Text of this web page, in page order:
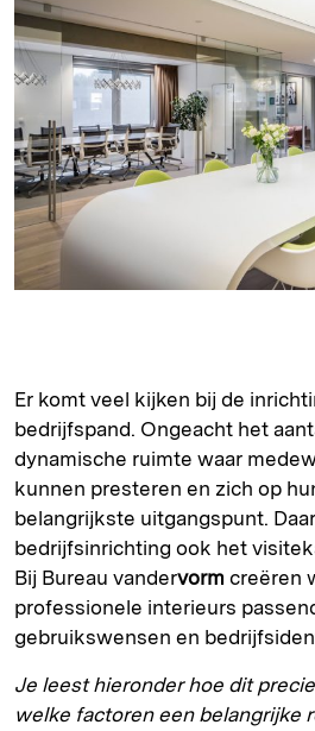
Er komt veel kijken bij de
bedrijfspand. Ongeacht het
dynamische ruimte waar
kunnen presteren en zich op
belangrijkste uitgangspunt.
bedrijfsinrichting ook het
Bij Bureau vandervorm creëren
professionele interieurs
gebruikswensen en
Je leest hieronder hoe dit
welke factoren een belangrijke